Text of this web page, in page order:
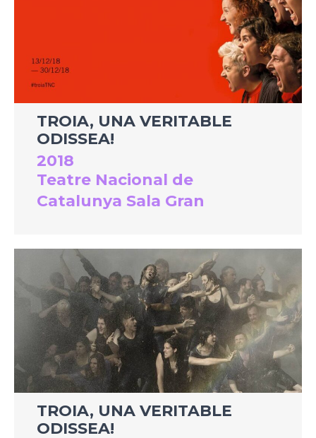
TROIA, UNA VERITABLE
ODISSEA!
2018
Teatre Nacional de
Catalunya Sala Gran
TROIA, UNA VERITABLE
ODISSEA!